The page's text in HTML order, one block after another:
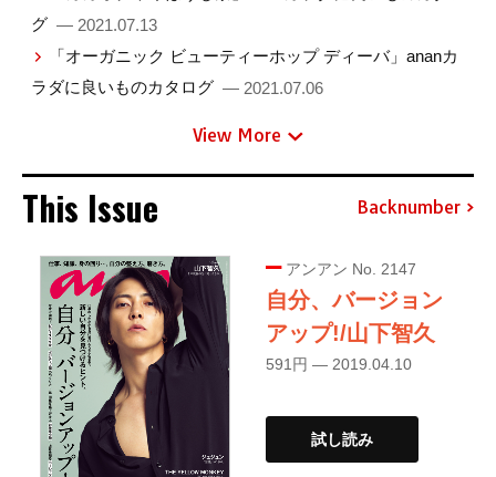
グ — 2021.07.13
「オーガニック ビューティーホップ ディーバ」ananカ
ラダに良いものカタログ — 2021.07.06
View More
This Issue Backnumber
アンアン No. 2147
自分、バージョン
アップ!/山下智久
591円 — 2019.04.10
試し読み